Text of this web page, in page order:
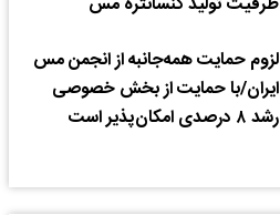
ظرفیت تولید کنسانتره مس
لزوم حمایت همه‌جانبه از انجمن مس
ایران/با حمایت از بخش خصوصی
رشد ۸ درصدی امکان‌پذیر است